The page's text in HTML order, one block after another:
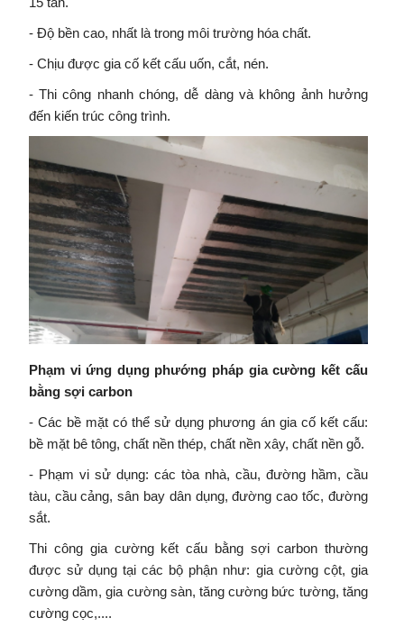
- Độ bền cao, nhất là trong môi trường hóa chất.
- Chịu được gia cố kết cấu uốn, cắt, nén.
- Thi công nhanh chóng, dễ dàng và không ảnh hưởng
đến kiến trúc công trình.
Phạm vi ứng dụng phướng pháp gia cường kết cấu
bằng sợi carbon
- Các bề mặt có thể sử dụng phương án gia cố kết cấu:
bề mặt bê tông, chất nền thép, chất nền xây, chất nền gỗ.
- Phạm vi sử dụng: các tòa nhà, cầu, đường hầm, cầu
tàu, cầu cảng, sân bay dân dụng, đường cao tốc, đường
sắt.
Thi công gia cường kết cấu bằng sợi carbon thường
được sử dụng tại các bộ phận như: gia cường cột, gia
cường dầm, gia cường sàn, tăng cường bức tường, tăng
cường cọc,....